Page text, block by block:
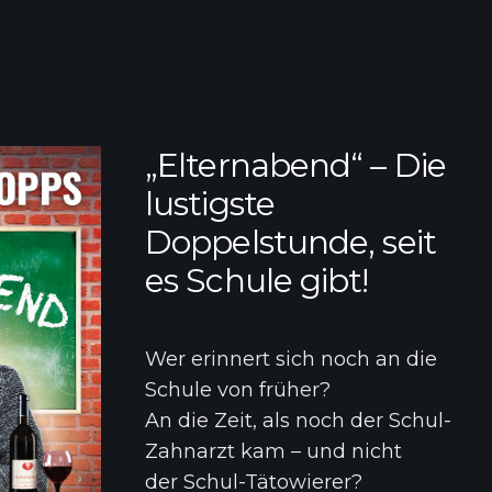
„Elternabend“ – Die
lustigste
Doppelstunde, seit
es Schule gibt!
Wer erinnert sich noch an die
Schule von früher?
An die Zeit, als noch der Schul-
Zahnarzt kam – und nicht
der Schul-Tätowierer?